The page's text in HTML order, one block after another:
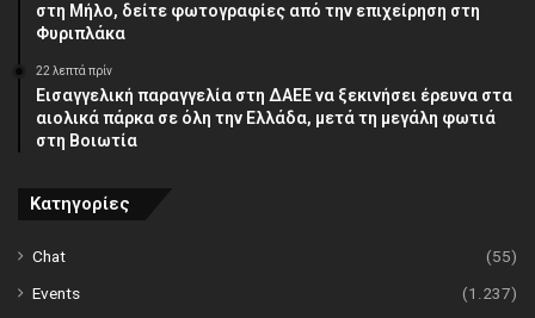
στη Μήλο, δείτε φωτογραφίες από την επιχείρηση στη
Φυριπλάκα
22 λεπτά πρίν
Εισαγγελική παραγγελία στη ΔΑΕΕ να ξεκινήσει έρευνα στα
αιολικά πάρκα σε όλη την Ελλάδα, μετά τη μεγάλη φωτιά
στη Βοιωτία
Κατηγορίες
Chat
(55)
Events
(1.237)